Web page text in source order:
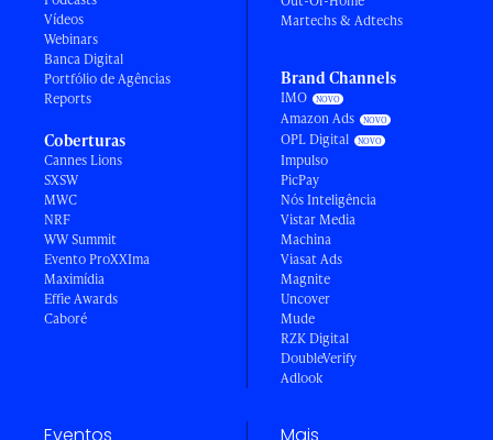
Vídeos
Webinars
Banca Digital
Portfólio de Agências
Reports
Coberturas
Cannes Lions
SXSW
MWC
NRF
WW Summit
Evento ProXXIma
Maximídia
Effie Awards
Caboré
Martechs & Adtechs
Brand Channels
IMO
Amazon Ads
OPL Digital
Impulso
PicPay
Nós Inteligência
Vistar Media
Machina
Viasat Ads
Magnite
Uncover
Mude
RZK Digital
DoubleVerify
Adlook